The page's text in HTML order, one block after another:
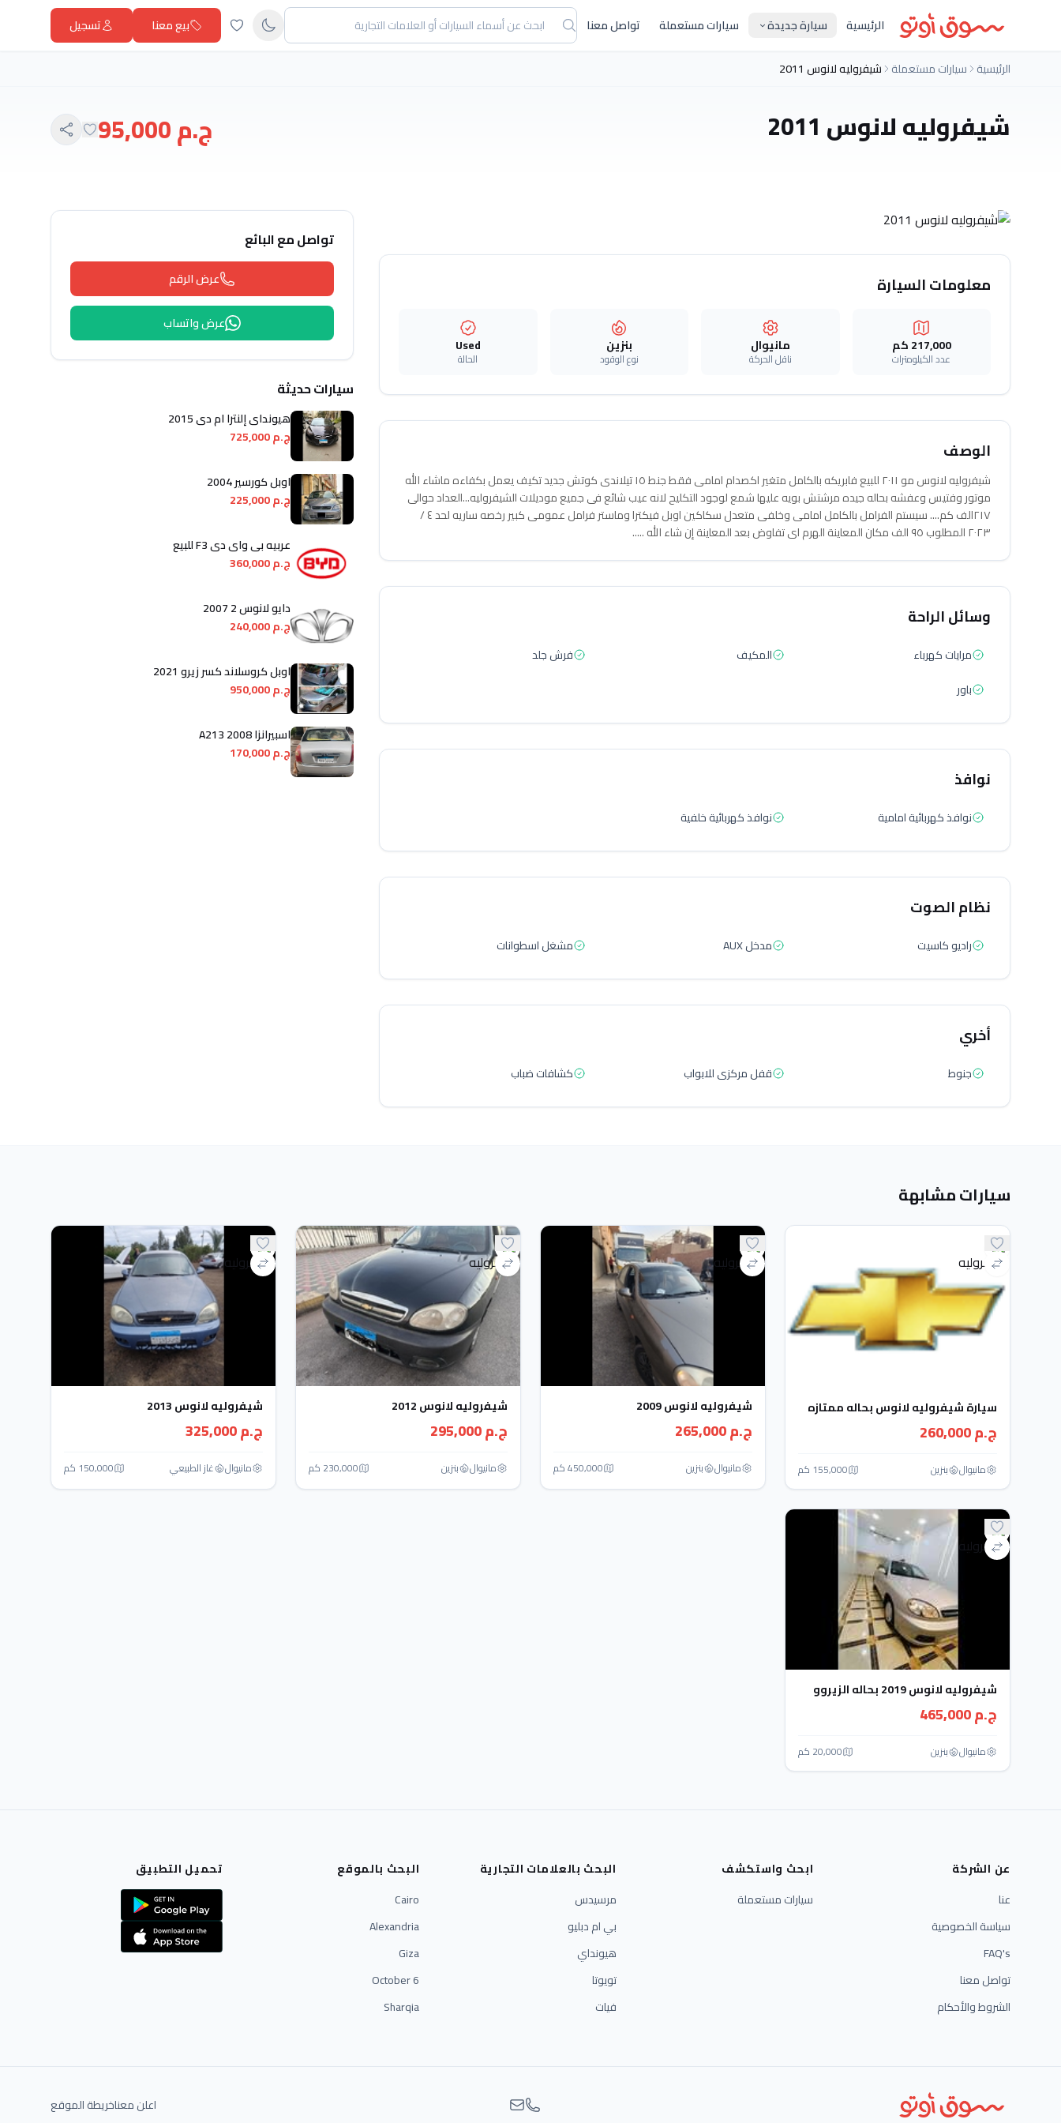
الرئيسية سيارة جديدة سيارات مستعملة تواصل معنا بيع معنا تسجيل
الرئيسية سيارات مستعملة شيفروليه لانوس 2011
شيفروليه لانوس 2011 ج.م 95,000
معلومات السيارة
217,000 كم
عدد الكيلومترات
مانيوال
ناقل الحركة
بنزين
نوع الوقود
Used
الحالة
الوصف
شيفروليه لانوس مو ٢٠١١ للبيع فابريكه بالكامل متغير اكصدام امامى فقط جنط ١٥ تيلاندى كوتش جديد تكيف يعمل بكفاءه ماشاء الله
موتور وفتيس وعفشه بحاله جيده مرشتش بويه عليها شمع لوجود التكليح لانه عيب شائع فى جميع موديلات الشيفروليه...العداد حوالى
٢١٧الف كم.... سيستم الفرامل بالكامل امامى وخلفى متعدل سكاكين اوبل فيكترا وماستر فرامل عمومى كبير رخصه ساريه لحد ٤ /
٢٠٢٣ المطلوب ٩٥ الف مكان المعاينة الهرم اى تفاوض بعد المعاينة إن شاء الله .....
وسائل الراحة
مرايات كهرباء المكيف
فرش جلد
باور
نوافذ
نوافذ كهربائية امامية نوافذ كهربائية خلفية
نظام الصوت
راديو كاسيت مدخل AUX مشغل اسطوانات
أخري
جنوط قفل مركزى للابواب كشافات ضباب
تواصل مع البائع
عرض الرقم
عرض واتساب
سيارات حديثة
هيونداي إلنترا ام دى 2015
ج.م 725,000
اوبل كورسير 2004
ج.م 225,000
عربيه بى واى دى F3 للبيع
ج.م 360,000
دايو لانوس 2 2007
ج.م 240,000
اوبل كروسلاند كسر زيرو 2021
ج.م 950,000
اسبيرانزا A213 2008
ج.م 170,000
سيارات مشابهة
سيارة شيفروليه لانوس بحاله ممتازه
ج.م 260,000
مانيوال بنزين 155,000 كم
شيفروليه لانوس 2009
ج.م 265,000
مانيوال بنزين 450,000 كم
شيفروليه لانوس 2012
ج.م 295,000
مانيوال بنزين 230,000 كم
شيفروليه لانوس 2013
ج.م 325,000
مانيوال غاز الطبيعي 150,000 كم
شيفروليه لانوس 2019 بحاله الزيروو
ج.م 465,000
مانيوال بنزين 20,000 كم
عن الشركة
عنا
سياسة الخصوصية
FAQ's
تواصل معنا
الشروط والأحكام
ابحث واستكشف
سيارات مستعملة
البحث بالعلامات التجارية
مرسيدس
بي ام دبليو
هيونداي
تويوتا
فيات
البحث بالموقع
Cairo
Alexandria
Giza
6 October
Sharqia
تحميل التطبيق
اعلن معناخريطة الموقع